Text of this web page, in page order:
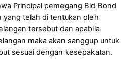
Principal pemegang Bid Bond
yang telah di tentukan oleh
tersebut dan apabila
maka akan sanggup untuk
sesuai dengan kesepakatan.